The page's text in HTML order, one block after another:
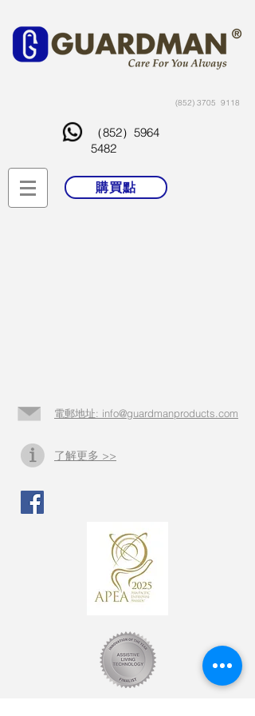
(852) 3705 9118
（852）5964
5482
購買點
電郵地址: info@guardmanproducts.com​
了解更多 >>